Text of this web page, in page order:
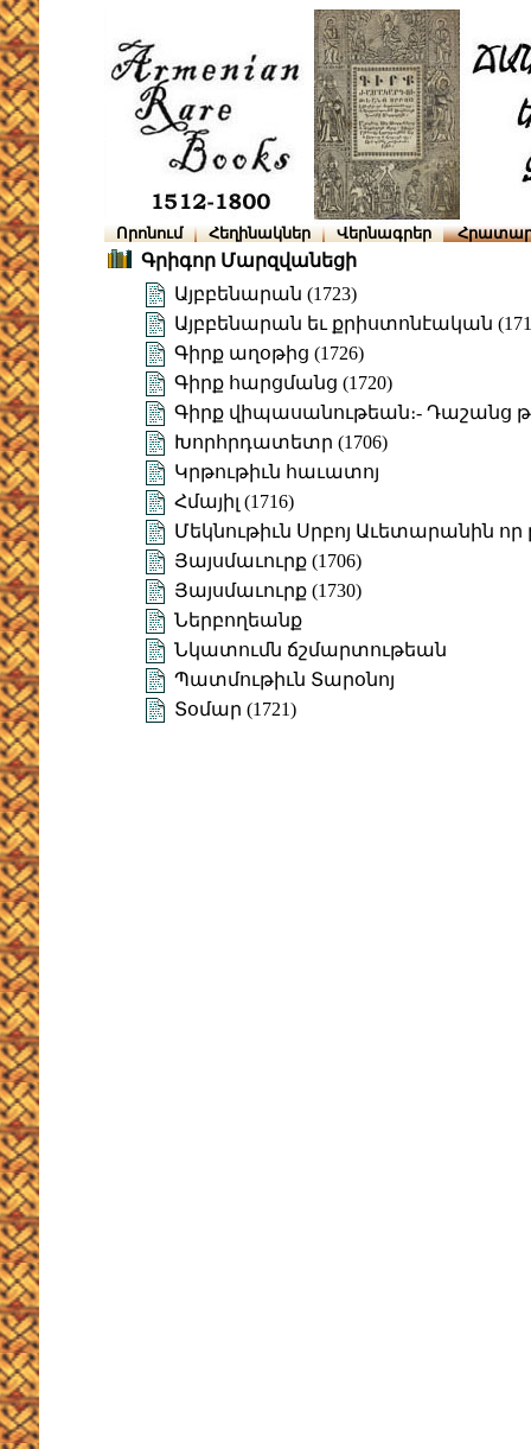
Որոնում Հեղինակներ Վերնագրեր
Գրիգոր Մարզվանեցի
Այբբենարան (1723)
Այբբենարան եւ քրիստոնէական
Գիրք աղօթից (1726)
Գիրք հարցմանց (1720)
Գիրք վիպասանութեան։- Դաշանց
Խորհրդատետր (1706)
Կրթութիւն հաւատոյ
Հմայիլ (1716)
Մեկնութիւն Սրբոյ Աւետարանին որ
Յայսմաւուրք (1706)
Յայսմաւուրք (1730)
Ներբողեանք
Նկատումն ճշմարտութեան
Պատմութիւն Տարօնոյ
Տօմար (1721)